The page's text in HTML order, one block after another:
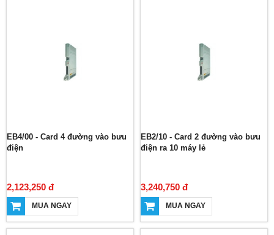
EB4/00 - Card 4 đường vào bưu
điện
2,123,250 đ
MUA NGAY
EB2/10 - Card 2 đường vào bưu
điện ra 10 máy lẻ
3,240,750 đ
MUA NGAY